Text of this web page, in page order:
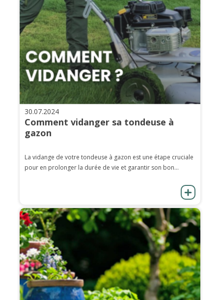
30.07.2024
Comment vidanger sa tondeuse à
gazon
La vidange de votre tondeuse à gazon est une étape cruciale
pour en prolonger la durée de vie et garantir son bon...